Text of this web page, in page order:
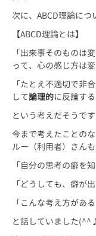
次に、ABCD理論につ
【ABCD理論とは】
「出来事そのものは
って、心の感じ方は変
「たとえ不適切で非
して論理的に反論す
という考えだそうで
今まで考えたことの
ルー（利用者）さん
「自分の思考の癖を
「どうしても、癖が
「こんな考え方があ
と話していました